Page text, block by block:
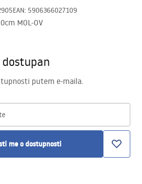
EAN: 5906366027109
MOL-OV
putem e-maila.
me o dostupnosti